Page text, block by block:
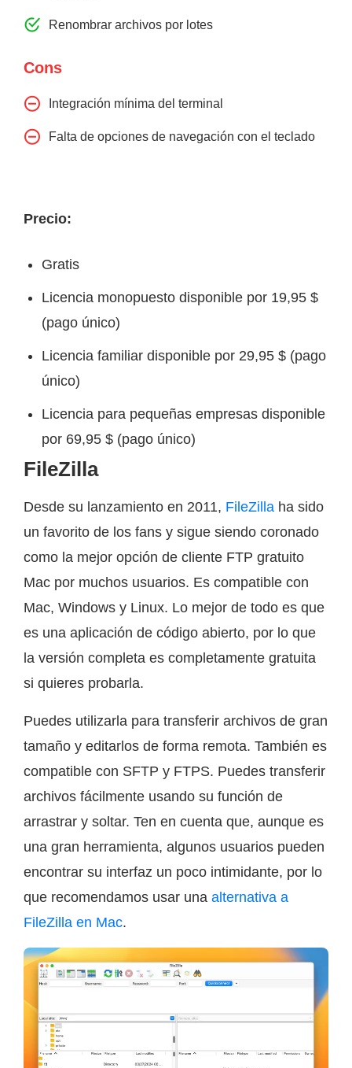
Renombrar archivos por lotes
Cons
Integración mínima del terminal
Falta de opciones de navegación con el teclado
Precio:
Gratis
Licencia monopuesto disponible por 19,95 $
(pago único)
Licencia familiar disponible por 29,95 $ (pago
único)
Licencia para pequeñas empresas disponible
por 69,95 $ (pago único)
FileZilla
Desde su lanzamiento en 2011, FileZilla ha sido
un favorito de los fans y sigue siendo coronado
como la mejor opción de cliente FTP gratuito
Mac por muchos usuarios. Es compatible con
Mac, Windows y Linux. Lo mejor de todo es que
es una aplicación de código abierto, por lo que
la versión completa es completamente gratuita
si quieres probarla.
Puedes utilizarla para transferir archivos de gran
tamaño y editarlos de forma remota. También es
compatible con SFTP y FTPS. Puedes transferir
archivos fácilmente usando su función de
arrastrar y soltar. Ten en cuenta que, aunque es
una gran herramienta, algunos usuarios pueden
encontrar su interfaz un poco intimidante, por lo
que recomendamos usar una alternativa a
FileZilla en Mac.